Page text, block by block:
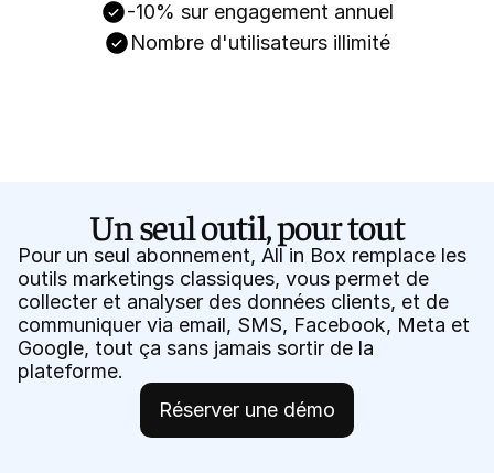
-10% sur engagement annuel
Nombre d'utilisateurs illimité
Un seul outil, pour tout
Pour un seul abonnement, All in Box remplace les
outils marketings classiques, vous permet de
collecter et analyser des données clients, et de
communiquer via email, SMS, Facebook, Meta et
Google, tout ça sans jamais sortir de la
plateforme.
Réserver une démo